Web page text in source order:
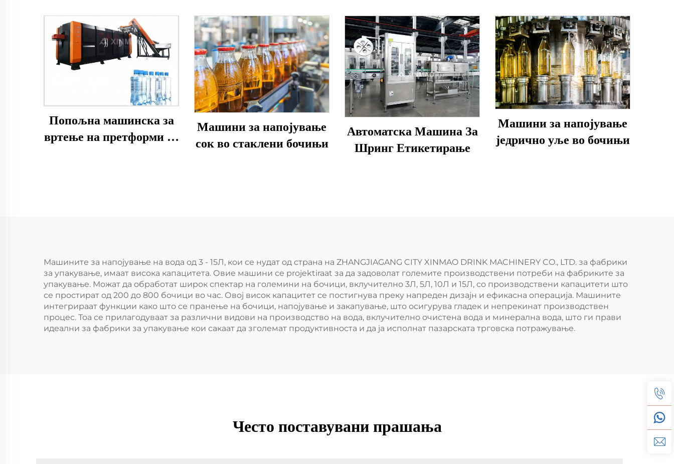
Попољна машинска за
вртење на претформи од
Машини за напојување
сок во стаклени бочињи
Автоматска Машина За
Шринг Етикетирање
Машини за напојување
једрично уље во бочињи
Машините за напојување на вода од 3 - 15Л, кои се нудат од страна на ZHANGJIAGANG CITY XINMAO DRINK MACHINERY CO., LTD. за фабрики
за упакување, имаат висока капацитета. Овие машини се projektiraat за да задоволат големите производствени потреби на фабриките за
упакување. Можат да обработат широк спектар на големини на бочици, вклучително 3Л, 5Л, 10Л и 15Л, со производствени капацитети што
се простират од 200 до 800 бочици во час. Овој висок капацитет се постигнува преку напреден дизајн и ефикасна операција. Машините
интегрираат функции како што се пранење на бочици, напојување и закапување, што осигурува гладек и непрекинат производствен
процес. Тоа се прилагодуваат за различни видови на производство на вода, вклучително очистена вода и минерална вода, што ги прави
идеални за фабрики за упакување кои сакаат да зголемат продуктивноста и да ја исполнат пазарската трговска потражување.
Често поставувани прашања